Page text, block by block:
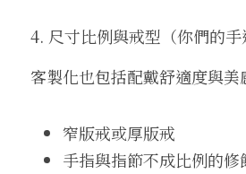
4. 尺寸比例與戒型（你們的手
客製化也包括配戴舒適度與美
窄版戒或厚版戒
手指與指節不成比例的修